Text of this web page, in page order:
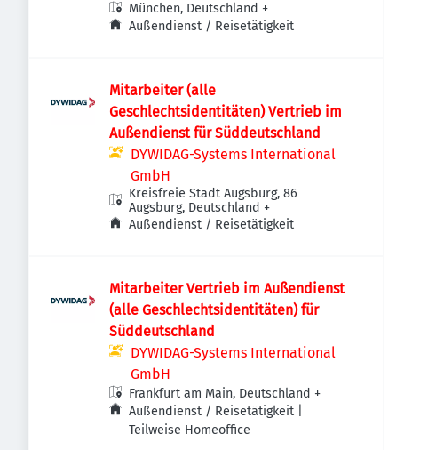
München, Deutschland +
Außendienst / Reisetätigkeit
Mitarbeiter (alle
Geschlechtsidentitäten) Vertrieb im
Außendienst für Süddeutschland
DYWIDAG-Systems International
GmbH
Kreisfreie Stadt Augsburg, 86
Augsburg, Deutschland +
Außendienst / Reisetätigkeit
Mitarbeiter Vertrieb im Außendienst
(alle Geschlechtsidentitäten) für
Süddeutschland
DYWIDAG-Systems International
GmbH
Frankfurt am Main, Deutschland +
Außendienst / Reisetätigkeit |
Teilweise Homeoffice